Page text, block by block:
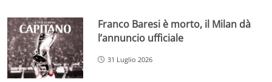
Franco Baresi è morto, il Milan dà
l’annuncio ufficiale
31 Luglio 2026